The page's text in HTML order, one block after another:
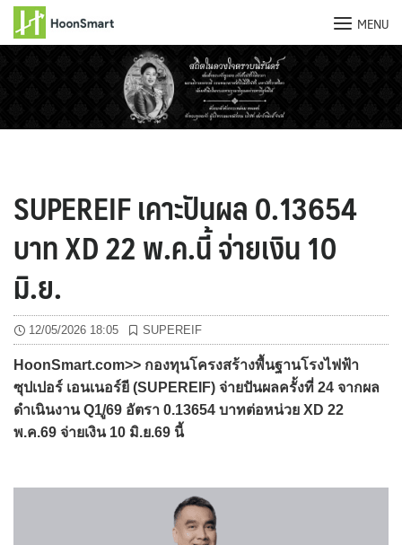
MENU
SUPEREIF เคาะปันผล 0.13654
บาท XD 22 พ.ค.นี้ จ่ายเงิน 10
มิ.ย.
12/05/2026 18:05 SUPEREIF
HoonSmart.com>> กองทุนโครงสร้างพื้นฐานโรงไฟฟ้า
ซุปเปอร์ เอนเนอร์ยี (SUPEREIF) จ่ายปันผลครั้งที่ 24 จากผล
ดำเนินงาน Q1/ู69 อัตรา 0.13654 บาทต่อหน่วย XD 22
พ.ค.69 จ่ายเงิน 10 มิ.ย.69 นี้